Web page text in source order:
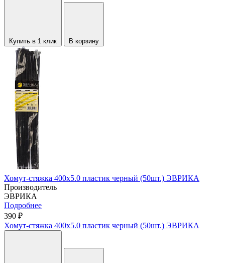
Купить в 1 клик В корзину
Хомут-стяжка 400х5.0 пластик черный (50шт.) ЭВРИКА
Производитель
ЭВРИКА
Подробнее
390 ₽
Хомут-стяжка 400х5.0 пластик черный (50шт.) ЭВРИКА